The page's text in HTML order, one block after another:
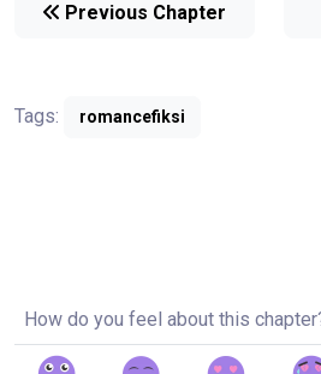
Previous Chapter
Tags: romancefiksi
How do you feel about this